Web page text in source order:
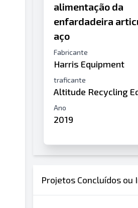
alimentação da
enfardadeira
aço
Fabricante
Harris Equipment
traficante
Altitude Recycling
Ano
2019
Projetos Concluídos